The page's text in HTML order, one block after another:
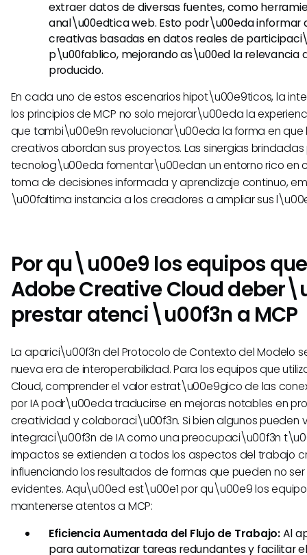
extraer datos de diversas fuentes, como
anal\u00edtica web. Esto podr\u00eda informar
creativas basadas en datos reales de
p\u00fablico, mejorando as\u00ed la relevancia
producido.
En cada uno de estos escenarios hipot\u00e9ticos, la
los principios de MCP no solo mejorar\u00eda la
que tambi\u00e9n revolucionar\u00eda la forma en que
creativos abordan sus proyectos. Las sinergias
tecnolog\u00eda fomentar\u00edan un entorno rico en
toma de decisiones informada y aprendizaje continuo,
\u00faltima instancia a los creadores a ampliar sus
Por qu\u00e9 los equipos
Adobe Creative Cloud
prestar atenci\u00f3n a MCP
La aparici\u00f3n del Protocolo de Contexto del Modelo
nueva era de interoperabilidad. Para los equipos que
Cloud, comprender el valor estrat\u00e9gico de las
por IA podr\u00eda traducirse en mejoras notables en
creatividad y colaboraci\u00f3n. Si bien algunos pueden
integraci\u00f3n de IA como una preocupaci\u00f3n
impactos se extienden a todos los aspectos del trabajo
influenciando los resultados de formas que pueden no
evidentes. Aqu\u00ed est\u00e1 por qu\u00e9 los
mantenerse atentos a MCP:
Eficiencia Aumentada del Flujo de Trabajo:Al
para automatizar tareas redundantes y facilitar